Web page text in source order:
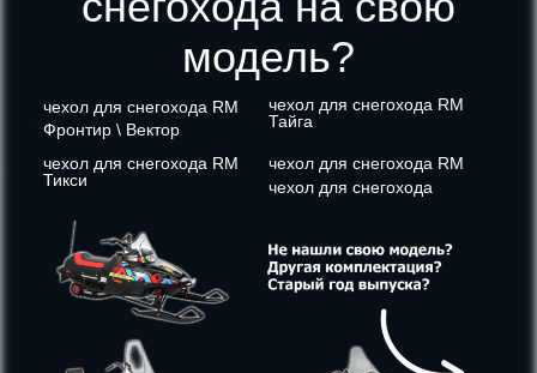
модель?
чехол для снегохода RM
Фронтир \ Вектор
чехол для снегохода RM
Тайга
чехол для снегохода RM
Тикси
чехол для снегохода RM
чехол для снегохода